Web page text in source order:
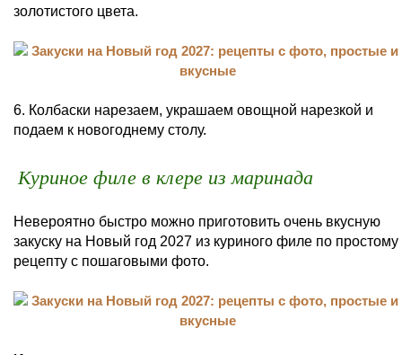
золотистого цвета.
6. Колбаски нарезаем, украшаем овощной нарезкой и
подаем к новогоднему столу.
Куриное филе в клере из маринада
Невероятно быстро можно приготовить очень вкусную
закуску на Новый год 2027 из куриного филе по простому
рецепту с пошаговыми фото.